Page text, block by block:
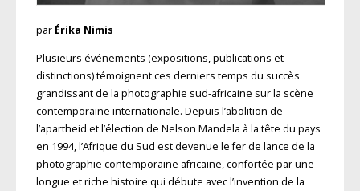
par Érika Nimis
Plusieurs événements (expositions, publications et
distinctions) témoignent ces derniers temps du succès
grandissant de la photographie sud-africaine sur la scène
contemporaine internationale. Depuis l’abolition de
l’apartheid et l’élection de Nelson Mandela à la tête du pays
en 1994, l’Afrique du Sud est devenue le fer de lance de la
photographie contemporaine africaine, confortée par une
longue et riche histoire qui débute avec l’invention de la